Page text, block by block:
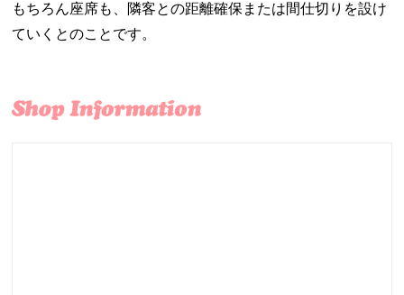
もちろん座席も、隣客との距離確保または間仕切りを設け
ていくとのことです。